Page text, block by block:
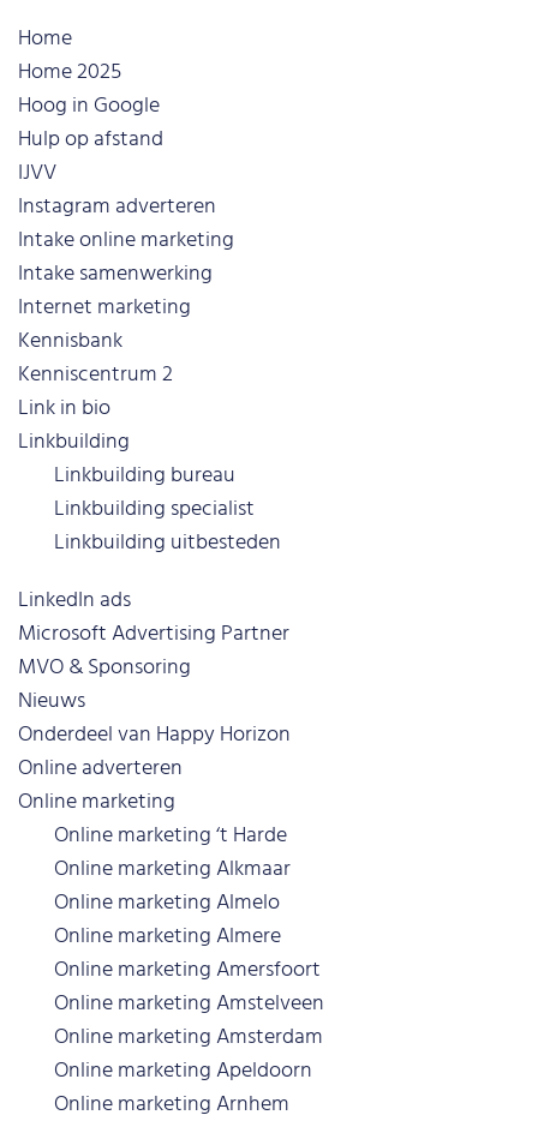
Home
Home 2025
Hoog in Google
Hulp op afstand
IJVV
Instagram adverteren
Intake online marketing
Intake samenwerking
Internet marketing
Kennisbank
Kenniscentrum 2
Link in bio
Linkbuilding
Linkbuilding bureau
Linkbuilding specialist
Linkbuilding uitbesteden
LinkedIn ads
Microsoft Advertising Partner
MVO & Sponsoring
Nieuws
Onderdeel van Happy Horizon
Online adverteren
Online marketing
Online marketing ‘t Harde
Online marketing Alkmaar
Online marketing Almelo
Online marketing Almere
Online marketing Amersfoort
Online marketing Amstelveen
Online marketing Amsterdam
Online marketing Apeldoorn
Online marketing Arnhem